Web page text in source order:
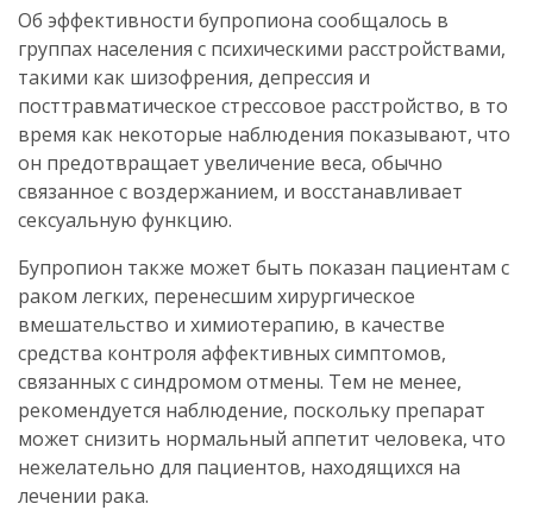
Об эффективности бупропиона сообщалось в
группах населения с психическими расстройствами,
такими как шизофрения, депрессия и
посттравматическое стрессовое расстройство, в то
время как некоторые наблюдения показывают, что
он предотвращает увеличение веса, обычно
связанное с воздержанием, и восстанавливает
сексуальную функцию.
Бупропион также может быть показан пациентам с
раком легких, перенесшим хирургическое
вмешательство и химиотерапию, в качестве
средства контроля аффективных симптомов,
связанных с синдромом отмены. Тем не менее,
рекомендуется наблюдение, поскольку препарат
может снизить нормальный аппетит человека, что
нежелательно для пациентов, находящихся на
лечении рака.